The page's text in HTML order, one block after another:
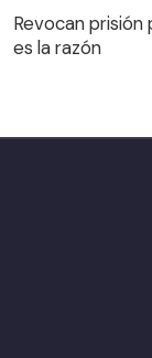
es la razón
Revocan
es la razón